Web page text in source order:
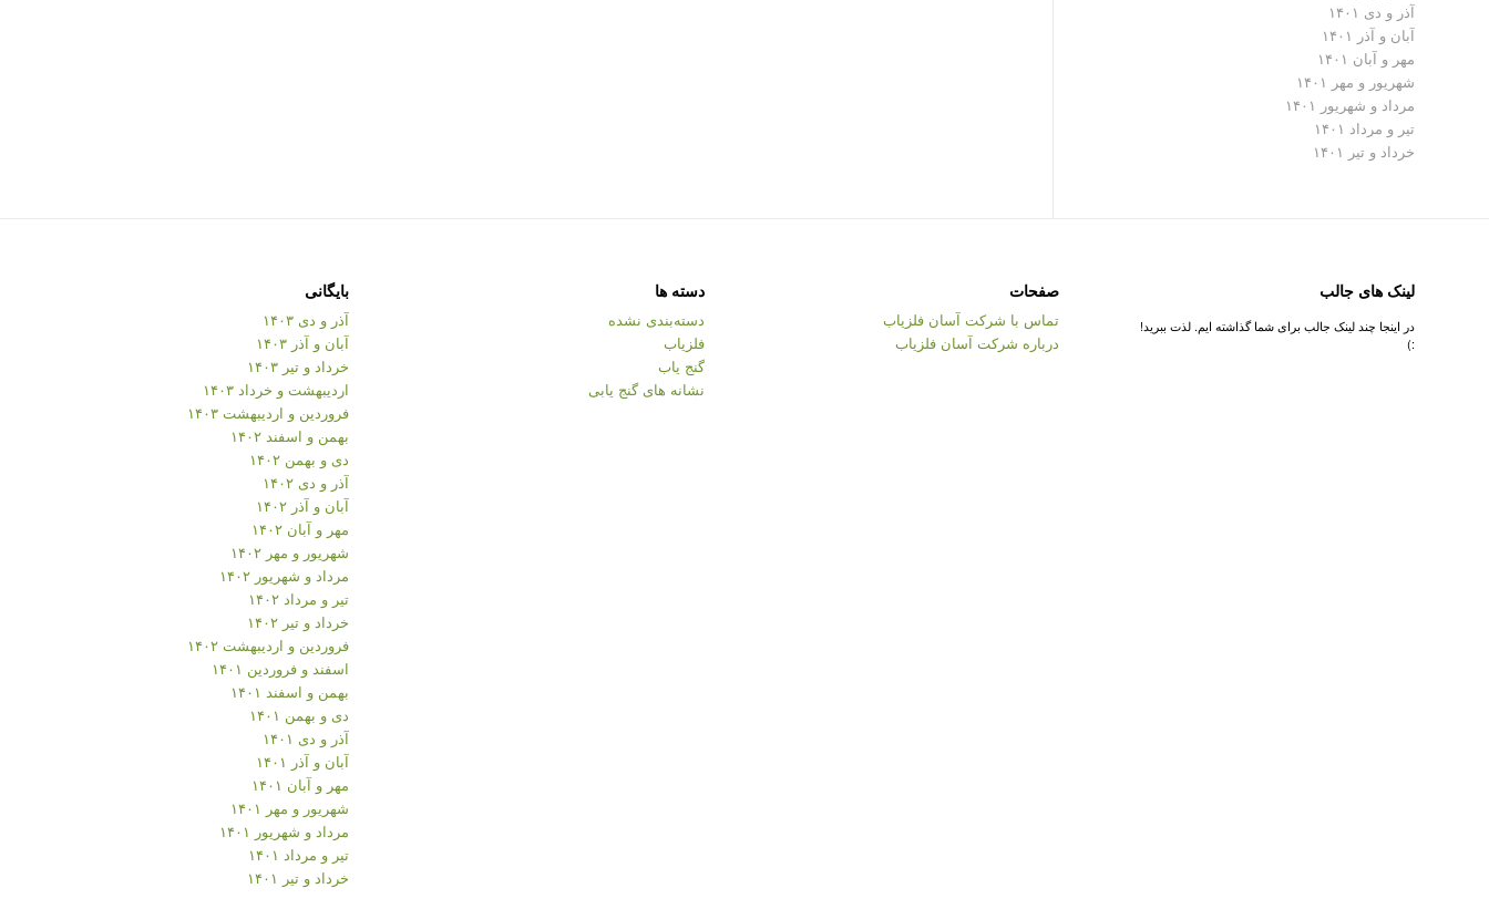
آذر و دی ۱۴۰۱
آبان و آذر ۱۴۰۱
مهر و آبان ۱۴۰۱
شهریور و مهر ۱۴۰۱
مرداد و شهریور ۱۴۰۱
تیر و مرداد ۱۴۰۱
خرداد و تیر ۱۴۰۱
لینک های جالب
در اینجا چند لینک جالب برای شما گذاشته ایم. لذت ببرید!
:)
صفحات
تماس با شرکت آسان فلزیاب
درباره شرکت آسان فلزیاب
دسته ها
دسته‌بندی نشده
فلزیاب
گنج یاب
نشانه های گنج یابی
بایگانی
آذر و دی ۱۴۰۳
آبان و آذر ۱۴۰۳
خرداد و تیر ۱۴۰۳
اردیبهشت و خرداد ۱۴۰۳
فروردین و اردیبهشت ۱۴۰۳
بهمن و اسفند ۱۴۰۲
دی و بهمن ۱۴۰۲
آذر و دی ۱۴۰۲
آبان و آذر ۱۴۰۲
مهر و آبان ۱۴۰۲
شهریور و مهر ۱۴۰۲
مرداد و شهریور ۱۴۰۲
تیر و مرداد ۱۴۰۲
خرداد و تیر ۱۴۰۲
فروردین و اردیبهشت ۱۴۰۲
اسفند و فروردین ۱۴۰۱
بهمن و اسفند ۱۴۰۱
دی و بهمن ۱۴۰۱
آذر و دی ۱۴۰۱
آبان و آذر ۱۴۰۱
مهر و آبان ۱۴۰۱
شهریور و مهر ۱۴۰۱
مرداد و شهریور ۱۴۰۱
تیر و مرداد ۱۴۰۱
خرداد و تیر ۱۴۰۱